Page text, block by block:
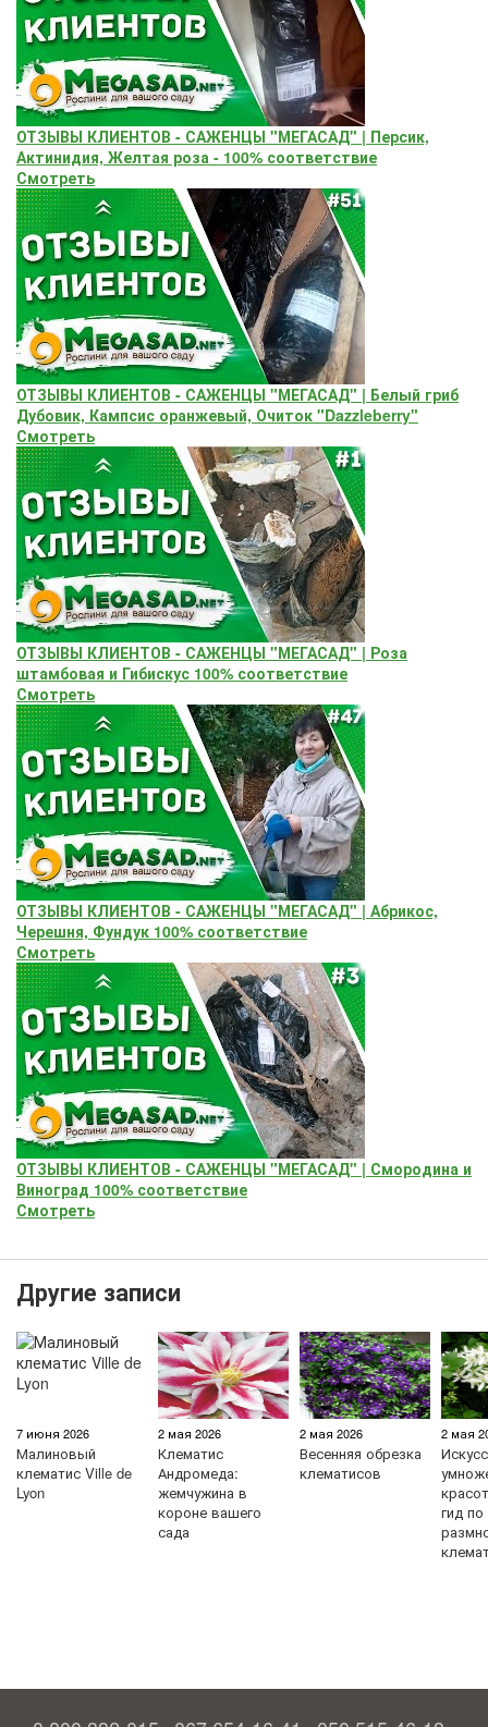
ОТЗЫВЫ КЛИЕНТОВ - САЖЕНЦЫ "МЕГАСАД" | Персик,
Актинидия, Желтая роза - 100% соответствие
Смотреть
ОТЗЫВЫ КЛИЕНТОВ - САЖЕНЦЫ "МЕГАСАД" | Белый гриб
Дубовик, Кампсис оранжевый, Очиток "Dazzleberry"
Смотреть
ОТЗЫВЫ КЛИЕНТОВ - САЖЕНЦЫ "МЕГАСАД" | Роза
штамбовая и Гибискус 100% соответствие
Смотреть
ОТЗЫВЫ КЛИЕНТОВ - САЖЕНЦЫ "МЕГАСАД" | Абрикос,
Черешня, Фундук 100% соответствие
Смотреть
ОТЗЫВЫ КЛИЕНТОВ - САЖЕНЦЫ "МЕГАСАД" | Смородина и
Виноград 100% соответствие
Смотреть
Другие записи
7 июня 2026
Малиновый
клематис Ville de
Lyon
2 мая 2026
Клематис
Андромеда:
жемчужина в
короне вашего
сада
2 мая 2026
Весенняя обрезка
клематисов
2 мая
гид по